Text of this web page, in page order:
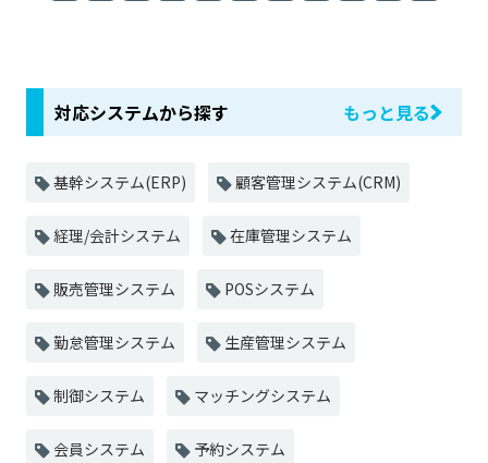
対応システムから探す もっと見る
基幹システム(ERP) 顧客管理システム(CRM)
経理/会計システム 在庫管理システム
販売管理システム POSシステム
勤怠管理システム 生産管理システム
制御システム マッチングシステム
会員システム 予約システム